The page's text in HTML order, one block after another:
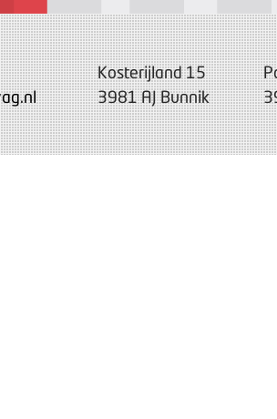
Kosterijland 15
3981 AJ Bunnik